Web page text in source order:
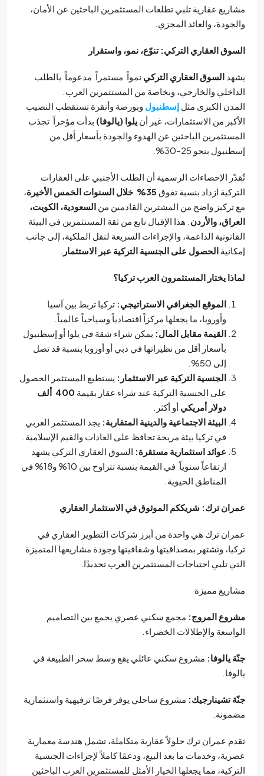
عقارية تلبي تطلعات المستثمرين الباحثين عن الأمان،
والعائد المجزي.
العقاري التركي: تنوّع، نمو، واستقرار
السوق العقاري التركينمواً مستمراً مدعوماً بالطلب
والخارجي، وبخاصة من المستثمرين العرب.
الكبرى مثلإسطنبولوبورصة وأنقرة تستقطب النصيب
من الاستثمارات، غير أنيلوا (يالوفا) بدأت مؤخراً تجذب
الباحثين عن الهدوء والجودة بأسعار أقل من
بنحو 25–30%.
الإحصاءات الرسمية أن الطلب الأجنبي على العقارات
ازداد بنسبة تفوق35% خلال السنوات الخمس الأخيرة
،
واضح من المشترين القادمين منالسعودية، الكويت،
والأردن . هذا الإقبال نابع من ثقة المستثمرين في البيئة
الداعمة، والإجراءات السريعة لنقل الملكية، إلى جانب
الحصول على الجنسية التركية عبر الاستثمار.
يختار المستثمرون العرب تركيا؟
الموقع الجغرافي الاستراتيجي:تركيا تربط بين آسيا
وأوروبا، ما يجعلها مركزاً اقتصادياً وسياحياً عالمياً.
القيمة مقابل المال:يمكن شراء شقة في يلوا أو إسطنبول
بأسعار أقل من نظيراتها في دبي أو أوروبا بنسبة قد تصل
الجنسية التركية عبر الاستثمار:يستطيع المستثمر الحصول
على الجنسية التركية عند شراء عقار بقيمة
400 ألف
دولار أمريكي أو أكثر.
البيئة الاجتماعية والدينية المتقاربة:يجد المستثمر العربي
في تركيا بيئة مريحة تحافظ على العادات والقيم الإسلامية.
عوائد استثمارية مستقرة:السوق العقاري التركي يشهد
ارتفاعاً سنوياً في القيمة بنسبة تتراوح بين 10% و18% في
المناطق الحيوية.
ترك: شريككم الموثوق في الاستثمار العقاري
ترك هي واحدة من أبرز شركات التطوير العقاري في
وتشتهر بمصداقيتها وشفافيتها وجودة مشاريعها المتميزة
تلبي احتياجات المستثمرين العرب تحديدًا.
مميزة
المروج:مجمع سكني عصري يجمع بين التصاميم
والإطلالات الخضراء.
يالوفا:مشروع سكني عائلي يقع وسط سحر الطبيعة في
تشينارجيك:مشروع ساحلي يوفر فرصًا ترفيهية واستثمارية
عمران ترك حلولاً عقارية متكاملة، تشمل هندسة معمارية
وخدمات ما بعد البيع، ودعمًا كاملاً لإجراءات الجنسية
مما يجعلها الخيار الأمثل للمستثمرين العرب الباحثين